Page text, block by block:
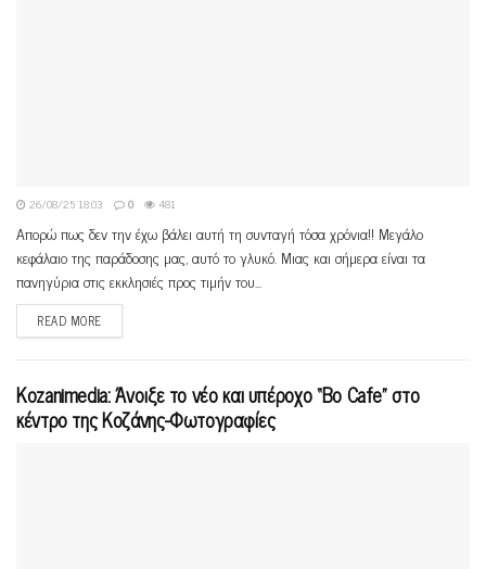
26/08/25 18:03 0 481
Απορώ πως δεν την έχω βάλει αυτή τη συνταγή τόσα χρόνια!! Μεγάλο
κεφάλαιο της παράδοσης μας, αυτό το γλυκό. Μιας και σήμερα είναι τα
πανηγύρια στις εκκλησιές προς τιμήν του...
READ MORE
Kozanimedia: Άνοιξε το νέο και υπέροχο “Bo Cafe” στο
κέντρο της Κοζάνης-Φωτογραφίες